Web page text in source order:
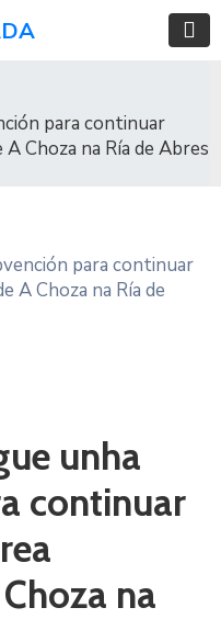
para continuar
Choza na Ría de Abres
unha
continuar
na